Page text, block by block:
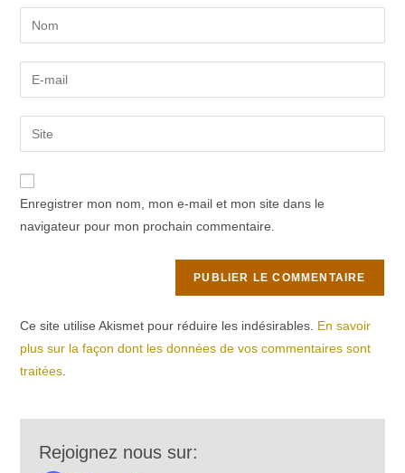
n
n
t
your
name
comment
your
email
address
comment
l’URL
de
Enregistrer mon nom, mon e-mail et mon site dans le
navigateur pour mon prochain commentaire.
Ce site utilise Akismet pour réduire les indésirables. En savoir
plus sur la façon dont les données de vos commentaires sont
traitées
Rejoignez nous sur: